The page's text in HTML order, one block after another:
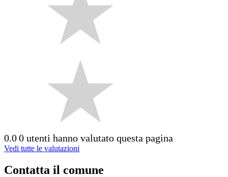
0.00 utenti hanno valutato questa pagina
Vedi tutte le valutazioni
Contatta il comune